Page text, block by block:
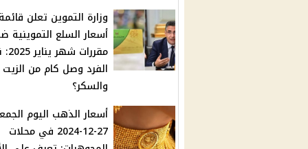
وزارة التموين تعلن
أسعار السلع التموينية
الفرد وصل كام من الزيت
والسكر؟
أسعار الذهب اليوم
27-12-2024 في محلات